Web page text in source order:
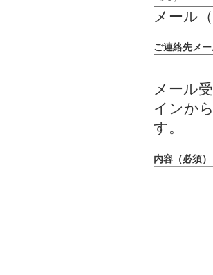
メール
ご連絡先メ
メール
インか
す。
内容（必須）